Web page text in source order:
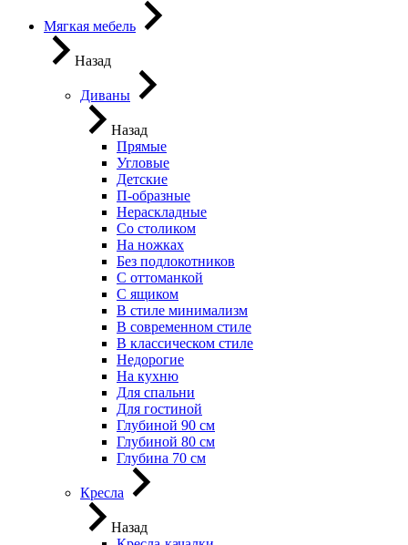
Мягкая мебель
Назад
Диваны
Назад
Прямые
Угловые
Детские
П-образные
Нераскладные
Со столиком
На ножках
Без подлокотников
С оттоманкой
С ящиком
В стиле минимализм
В современном стиле
В классическом стиле
Недорогие
На кухню
Для спальни
Для гостиной
Глубиной 90 см
Глубиной 80 см
Глубина 70 см
Кресла
Назад